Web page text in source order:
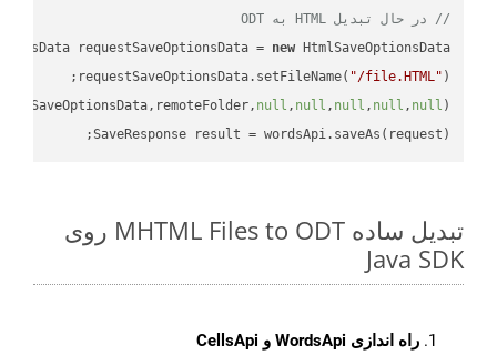
// در حال تبدیل HTML به ODT
requestSaveOptionsData = new
requestSaveOptionsData.setFileName( "/file.HTML"
null , null , null , null , null
SaveResponse result = wordsApi.saveAs(request);
تبدیل ساده MHTML Files to ODT روی
Java SDK
راه اندازی WordsApi و CellsApi